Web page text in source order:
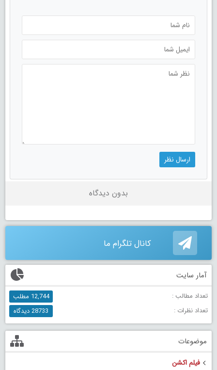
بدون دیدگاه
کانال تلگرام ما
آمار سایت
تعداد مطالب :
12,744 مطلب
تعداد نظرات :
28733 دیدگاه
موضوعات
فیلم اکشن